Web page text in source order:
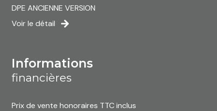
DPE ANCIENNE VERSION
Voir le détail
informations
financières
Prix de vente honoraires TTC inclus